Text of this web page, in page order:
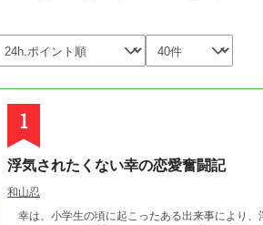
1
浮気されたくない幸の恋愛奮闘記
和山忍
幸は、小学生の頃に起こったある出来事により